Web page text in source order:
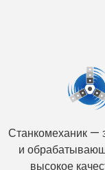
Станкомеханик —
и
высокое